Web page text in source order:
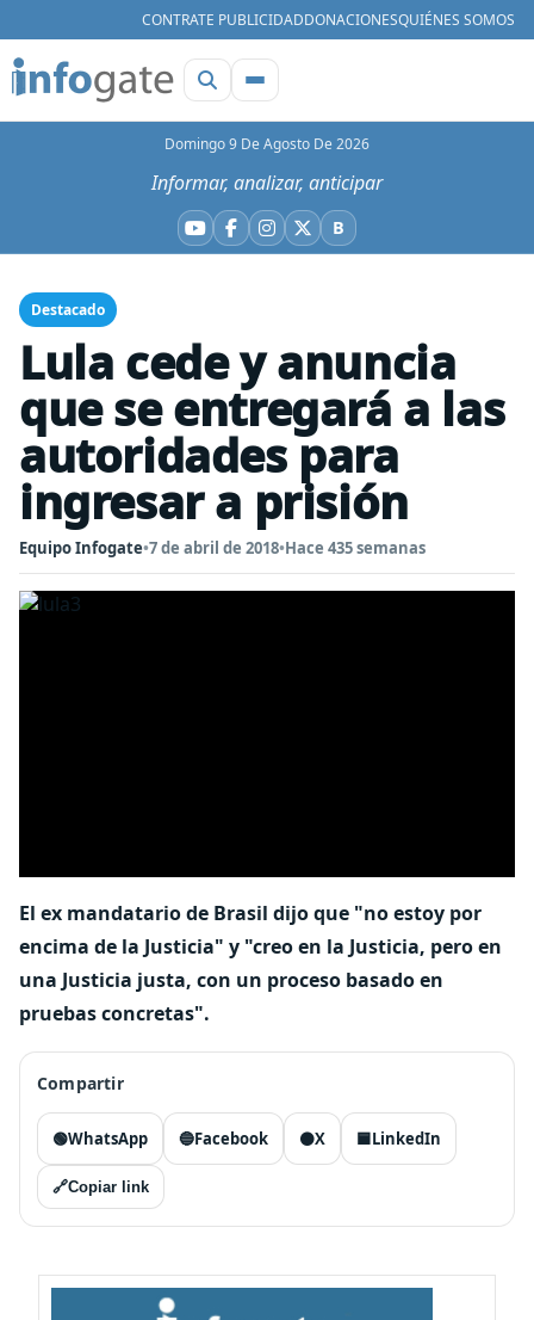
CONTRATE PUBLICIDADDONACIONESQUIÉNES SOMOS
Domingo 9 De Agosto De 2026
Informar, analizar, anticipar
YouTube
Facebook
Instagram
X BBluesky
Destacado
Lula cede y anuncia
que se entregará a las
autoridades para
ingresar a prisión
Equipo Infogate•7 de abril de 2018•Hace 435 semanas
El ex mandatario de Brasil dijo que "no estoy por
encima de la Justicia" y "creo en la Justicia, pero en
una Justicia justa, con un proceso basado en
pruebas concretas".
Compartir
🟢WhatsApp 🔵Facebook ⚫X 🟦LinkedIn
🔗Copiar link